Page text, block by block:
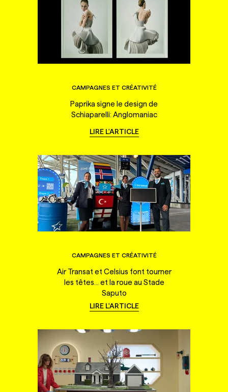
CAMPAGNES ET CRÉATIVITÉ
Paprika signe le design de
Schiaparelli: Anglomaniac
LIRE L'ARTICLE
CAMPAGNES ET CRÉATIVITÉ
Air Transat et Celsius font tourner
les têtes... et la roue au Stade
Saputo
LIRE L'ARTICLE